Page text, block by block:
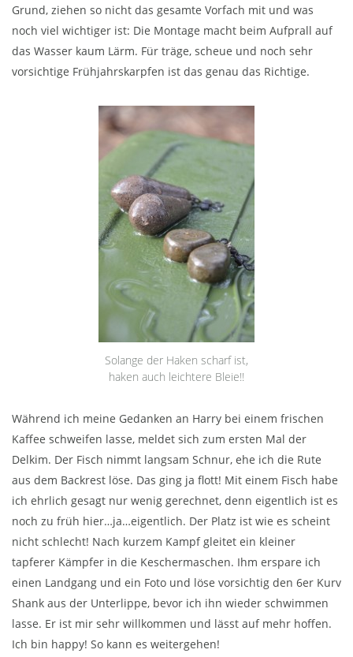
Grund, ziehen so nicht das gesamte Vorfach mit und was
noch viel wichtiger ist: Die Montage macht beim Aufprall auf
das Wasser kaum Lärm. Für träge, scheue und noch sehr
vorsichtige Frühjahrskarpfen ist das genau das Richtige.
Solange der Haken scharf ist,
haken auch leichtere Bleie!!
Während ich meine Gedanken an Harry bei einem frischen
Kaffee schweifen lasse, meldet sich zum ersten Mal der
Delkim. Der Fisch nimmt langsam Schnur, ehe ich die Rute
aus dem Backrest löse. Das ging ja flott! Mit einem Fisch habe
ich ehrlich gesagt nur wenig gerechnet, denn eigentlich ist es
noch zu früh hier…ja…eigentlich. Der Platz ist wie es scheint
nicht schlecht! Nach kurzem Kampf gleitet ein kleiner
tapferer Kämpfer in die Keschermaschen. Ihm erspare ich
einen Landgang und ein Foto und löse vorsichtig den 6er Kurv
Shank aus der Unterlippe, bevor ich ihn wieder schwimmen
lasse. Er ist mir sehr willkommen und lässt auf mehr hoffen.
Ich bin happy! So kann es weitergehen!